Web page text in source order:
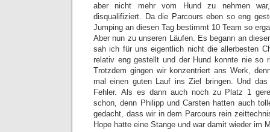
aber nicht mehr vom Hund zu nehmen
disqualifiziert. Da die Parcours eben so eng
Jumping an diesen Tag bestimmt 10 Team so
Aber nun zu unseren Läufen. Es begann an
sah ich für uns eigentlich nicht die allerbesten
relativ eng gestellt und der Hund konnte nie so
Trotzdem gingen wir konzentriert ans Werk,
mal einen guten Lauf ins Ziel bringen. Und
Fehler. Als es dann auch noch zu Platz 1
schon, denn Philipp und Carsten hatten auch
gedacht, dass wir in dem Parcours rein
Hope hatte eine Stange und war damit wieder im